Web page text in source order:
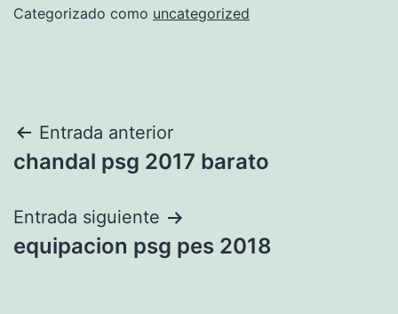
Categorizado como uncategorized
Navegación
de
entradas
Entrada anterior
chandal psg 2017 barato
Entrada siguiente
equipacion psg pes 2018